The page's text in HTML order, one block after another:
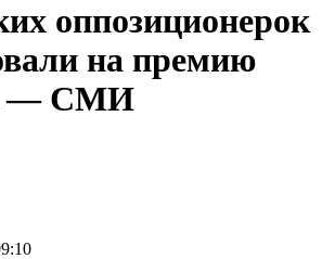
оппозиционерок
на премию
— СМИ